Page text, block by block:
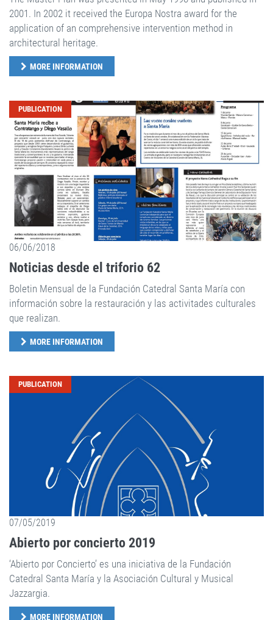
2001. In 2002 it received the Europa Nostra award for the
application of an comprehensive intervention method in
architectural heritage.
MORE INFORMATION
PUBLICATION
06/06/2018
Noticias desde el triforio 62
Boletin Mensual de la Fundación Catedral Santa María con
información sobre la restauración y las activitades culturales
que realizan.
MORE INFORMATION
PUBLICATION
07/05/2019
Abierto por concierto 2019
‘Abierto por Concierto’ es una iniciativa de la Fundación
Catedral Santa María y la Asociación Cultural y Musical
Jazzargia.
MORE INFORMATION